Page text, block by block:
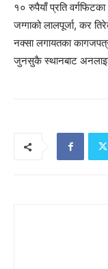
१० रुपैयाँ प्रति
जग्गाको लालपूर्जा, कर
नक्सा लगायतका
जुनसुकै स्थानबाट